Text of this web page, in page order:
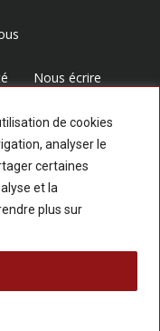
de cookies
analyser le
certaines
et la
plus sur
Nous écrire
les droits réservés